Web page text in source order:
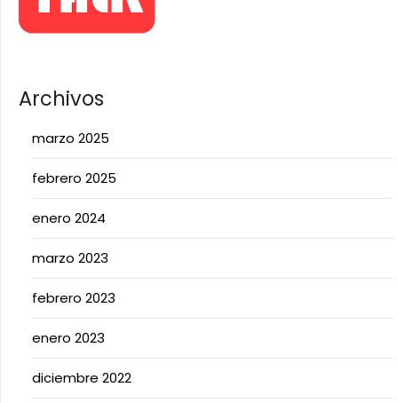
Archivos
marzo 2025
febrero 2025
enero 2024
marzo 2023
febrero 2023
enero 2023
diciembre 2022